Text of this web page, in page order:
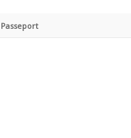
Passeport